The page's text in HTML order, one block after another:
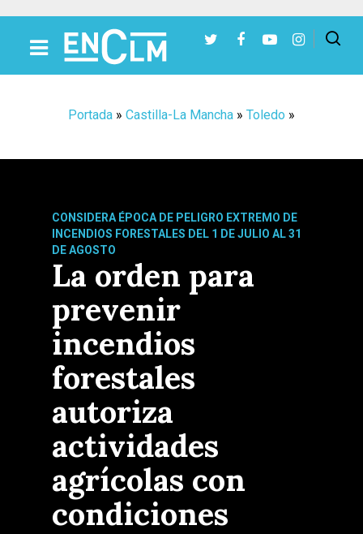
Portada » Castilla-La Mancha » Toledo »
CONSIDERA ÉPOCA DE PELIGRO EXTREMO DE
INCENDIOS FORESTALES DEL 1 DE JULIO AL 31
DE AGOSTO
La orden para
prevenir
incendios
forestales
autoriza
actividades
agrícolas con
condiciones